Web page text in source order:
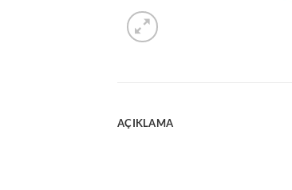
AÇIKLAMA